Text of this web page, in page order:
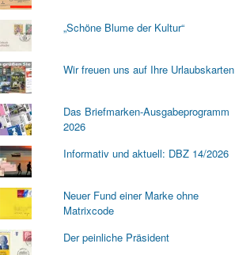
„Schöne Blume der Kultur“
Wir freuen uns auf Ihre Urlaubskarten
Das Briefmarken-Ausgabeprogramm
2026
Informativ und aktuell: DBZ 14/2026
Neuer Fund einer Marke ohne
Matrixcode
Der peinliche Präsident